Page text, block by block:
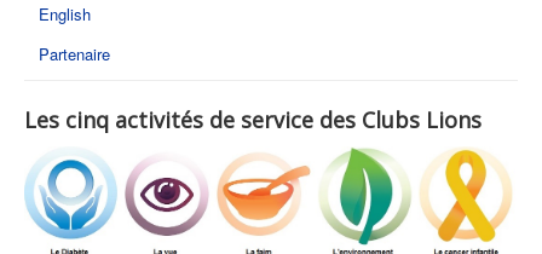
English
Partenaire
Les cinq activités de service des Clubs Lions